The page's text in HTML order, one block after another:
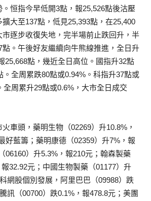
恒指今早低開3點，報25,526點後沽壓
大至137點，低見25,393點，在25,400
逐步收復失地，完半場前止跌回升，半
點。午後好友繼續向牛熊線推進，全日升
25,668點，幾近全日高位。國指升32點
。全周累跌80點或0.94%。科指升37點或
全周累升29點或0.6%，大市全日成交
車頭，藥明生物（02269）升10.8%，
好藍籌；藥明康德（02359）升7%，報
06160）升5.3%，報210元；翰森製藥
報32.92元；中國生物製藥（01177）升
網股個別發展，阿里巴巴（09988）跌
訊（00700）跌0.1%，報478.8元；美團